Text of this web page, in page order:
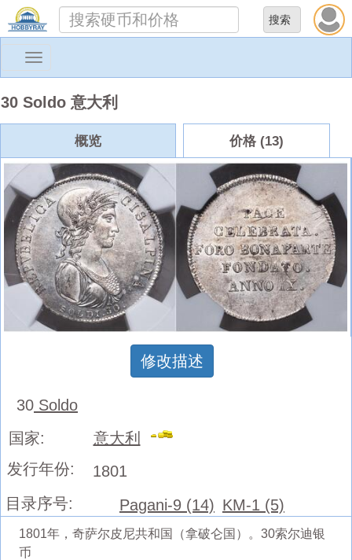
Toggle
30 Soldo 意大利
概览 价格 (13)
修改描述
30 Soldo
国家:
意大利
发行年份:
1801
目录序号:
Pagani-9 (14) KM-1 (5)
1801年，奇萨尔皮尼共和国（拿破仑国）。30索尔迪银
币